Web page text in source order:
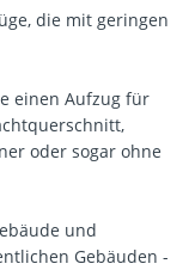
die mit geringen
einen Aufzug für
oder sogar ohne
und
Gebäuden -